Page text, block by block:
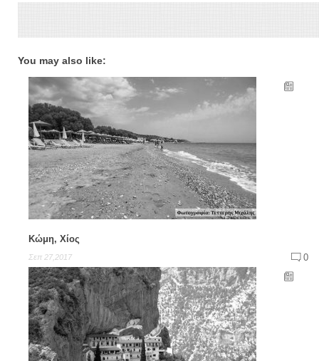
You may also like:
Κώμη, Χίος
Σεπ 27,2017 0